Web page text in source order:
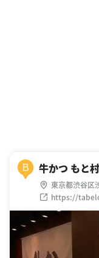
B 牛かつ もと村
東京都渋谷区
https://